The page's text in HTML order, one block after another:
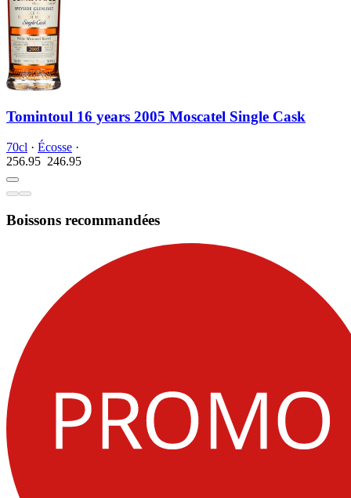
Tomintoul 16 years 2005 Moscatel Single Cask
70cl · Écosse ·
256.95 246.95
Boissons recommandées